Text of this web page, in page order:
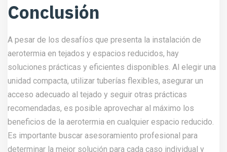
Conclusión
A pesar de los desafíos que presenta la instalación de
aerotermia en tejados y espacios reducidos, hay
soluciones prácticas y eficientes disponibles. Al elegir una
unidad compacta, utilizar tuberías flexibles, asegurar un
acceso adecuado al tejado y seguir otras prácticas
recomendadas, es posible aprovechar al máximo los
beneficios de la aerotermia en cualquier espacio reducido.
Es importante buscar asesoramiento profesional para
determinar la mejor solución para cada caso individual y